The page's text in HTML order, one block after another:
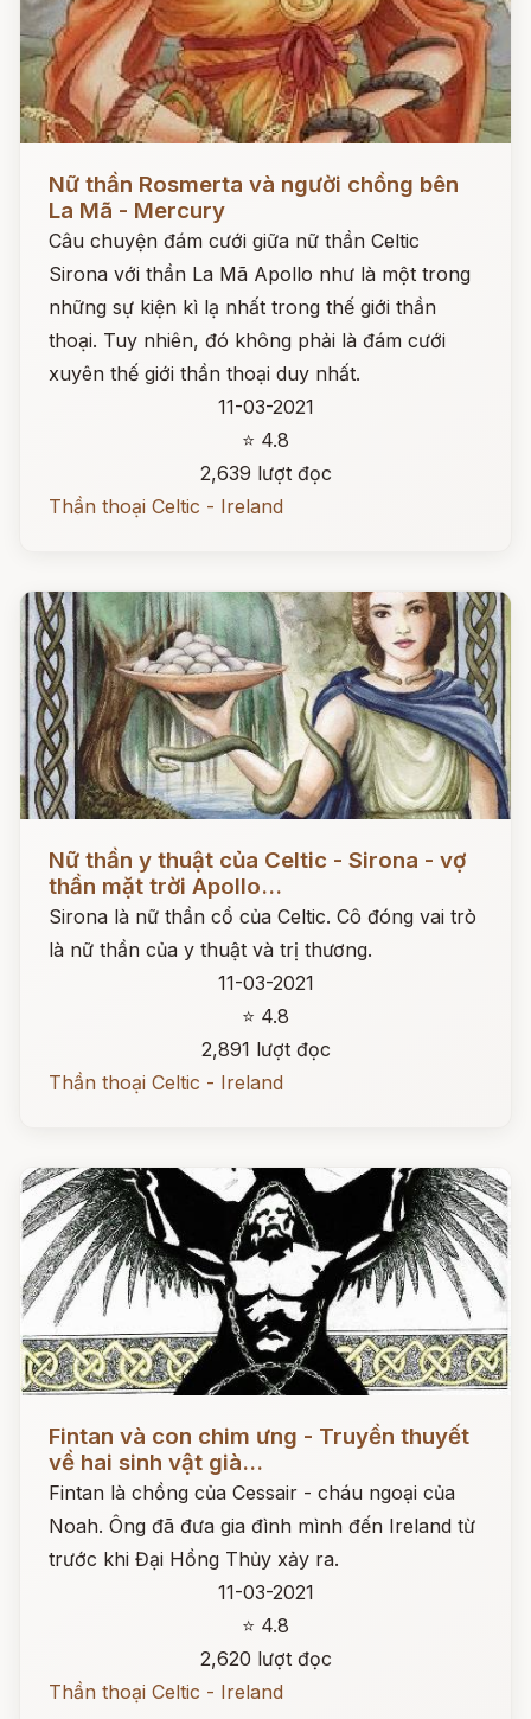
Nữ thần Rosmerta và người chồng bên
La Mã - Mercury
Câu chuyện đám cưới giữa nữ thần Celtic
Sirona với thần La Mã Apollo như là một trong
những sự kiện kì lạ nhất trong thế giới thần
thoại. Tuy nhiên, đó không phải là đám cưới
xuyên thế giới thần thoại duy nhất.
11-03-2021
⭐ 4.8
2,639 lượt đọc
Thần thoại Celtic - Ireland
Nữ thần y thuật của Celtic - Sirona - vợ
thần mặt trời Apollo...
Sirona là nữ thần cổ của Celtic. Cô đóng vai trò
là nữ thần của y thuật và trị thương.
11-03-2021
⭐ 4.8
2,891 lượt đọc
Thần thoại Celtic - Ireland
Fintan và con chim ưng - Truyền thuyết
về hai sinh vật già...
Fintan là chồng của Cessair - cháu ngoại của
Noah. Ông đã đưa gia đình mình đến Ireland từ
trước khi Đại Hồng Thủy xảy ra.
11-03-2021
⭐ 4.8
2,620 lượt đọc
Thần thoại Celtic - Ireland